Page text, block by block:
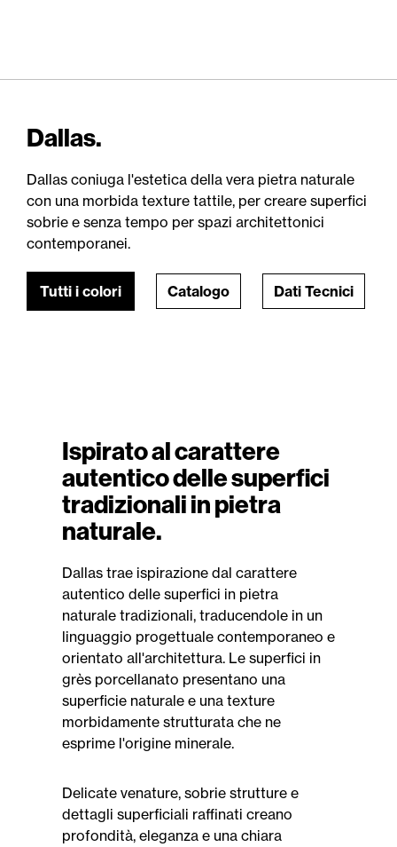
Dallas.
Dallas coniuga l'estetica della vera pietra naturale
con una morbida texture tattile, per creare superfici
sobrie e senza tempo per spazi architettonici
contemporanei.
Tutti i colori Catalogo Dati Tecnici
Ispirato al carattere
autentico delle superfici
tradizionali in pietra
naturale.
Dallas trae ispirazione dal carattere
autentico delle superfici in pietra
naturale tradizionali, traducendole in un
linguaggio progettuale contemporaneo e
orientato all'architettura. Le superfici in
grès porcellanato presentano una
superficie naturale e una texture
morbidamente strutturata che ne
esprime l'origine minerale.
Delicate venature, sobrie strutture e
dettagli superficiali raffinati creano
profondità, eleganza e una chiara